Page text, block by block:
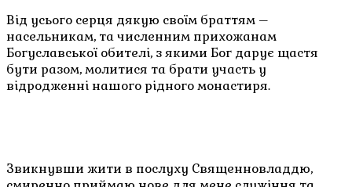
Від усього серця дякую своїм браттям –
насельникам, та численним прихожанам
Богуславської обителі, з якими Бог дарує щастя
бути разом, молитися та брати участь у
відродженні нашого рідного монастиря.
Звикнувши жити в послуху Священновладдю,